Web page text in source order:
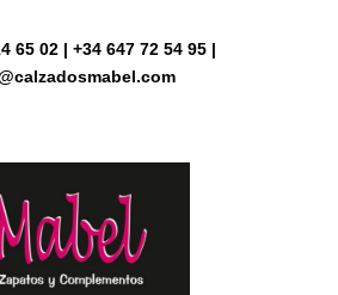
65 02 | +34 647 72 54 95 |